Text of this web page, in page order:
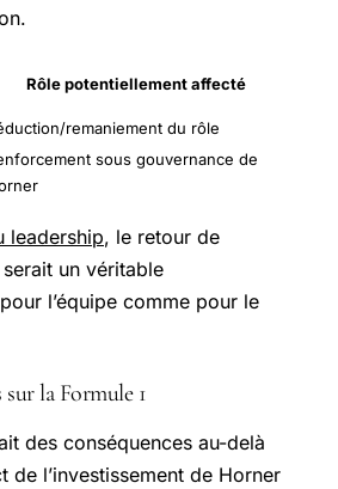
Rôle potentiellement affecté
remaniement du rôle
sous gouvernance de
leadership, le retour de
un véritable
l’équipe comme pour le
sur la Formule 1
des conséquences au-delà
de l’investissement de Horner